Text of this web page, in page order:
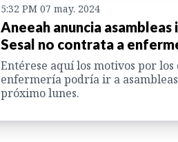
5:32 PM 07 may. 2024
Aneeah anuncia
Sesal no contrata a
Entérese aquí los motivos por
enfermería podría ir a
próximo lunes.